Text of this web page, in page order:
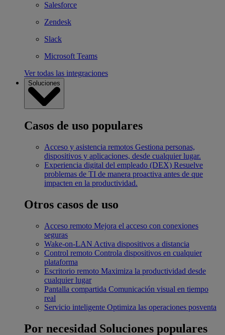
Salesforce
Zendesk
Slack
Microsoft Teams
Ver todas las integraciones
Soluciones
Casos de uso populares
Acceso y asistencia remotos Gestiona personas,
dispositivos y aplicaciones, desde cualquier lugar.
Experiencia digital del empleado (DEX) Resuelve
problemas de TI de manera proactiva antes de que
impacten en la productividad.
Otros casos de uso
Acceso remoto Mejora el acceso con conexiones
seguras
Wake-on-LAN Activa dispositivos a distancia
Control remoto Controla dispositivos en cualquier
plataforma
Escritorio remoto Maximiza la productividad desde
cualquier lugar
Pantalla compartida Comunicación visual en tiempo
real
Servicio inteligente Optimiza las operaciones posventa
Por necesidad Soluciones populares